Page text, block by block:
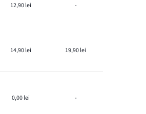
12,90 lei -
14,90 lei 19,90 lei
0,00 lei -